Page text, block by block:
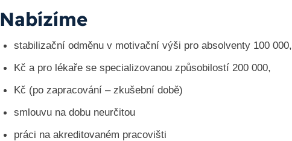
Nabízíme
stabilizační odměnu v motivační výši pro absolventy 100 000,
Kč a pro lékaře se specializovanou způsobilostí 200 000,
Kč (po zapracování – zkušební době)
smlouvu na dobu neurčitou
práci na akreditovaném pracovišti